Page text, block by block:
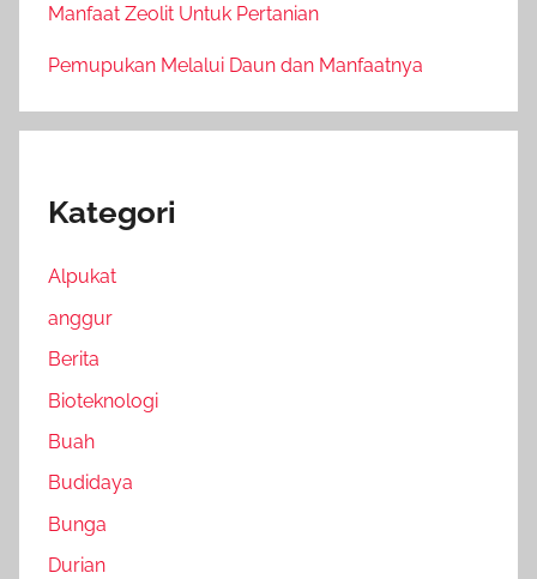
Manfaat Zeolit Untuk Pertanian
Pemupukan Melalui Daun dan Manfaatnya
Kategori
Alpukat
anggur
Berita
Bioteknologi
Buah
Budidaya
Bunga
Durian